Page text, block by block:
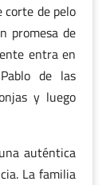
corte de pelo
promesa de
entra en
de las
y luego
auténtica
La familia